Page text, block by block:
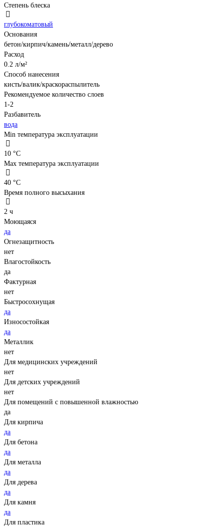
Степень блеска
глубокоматовый
Основания
бетон/кирпич/камень/металл/дерево
Расход
0.2 л/м²
Способ нанесения
кисть/валик/краскораспылитель
Рекомендуемое количество слоев
1-2
Разбавитель
вода
Min температура эксплуатации
10 °С
Max температура эксплуатации
40 °С
Время полного высыхания
2 ч
Моющаяся
да
Огнезащитность
нет
Влагостойкость
да
Фактурная
нет
Быстросохнущая
да
Износостойкая
да
Металлик
нет
Для медицинских учреждений
нет
Для детских учреждений
нет
Для помещений с повышенной влажностью
да
Для кирпича
да
Для бетона
да
Для металла
да
Для дерева
да
Для камня
да
Для пластика